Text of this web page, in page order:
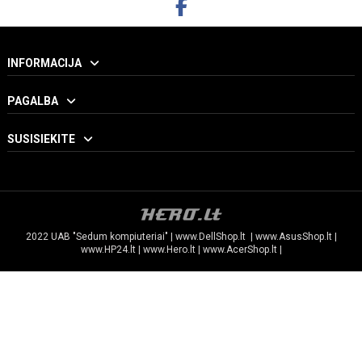
INFORMACIJA
PAGALBA
SUSISIEKITE
2022 UAB "Sedum kompiuteriai" | www.DellShop.lt | www.AsusShop.lt |
www.HP24.lt| www.Hero.lt| www.AcerShop.lt|